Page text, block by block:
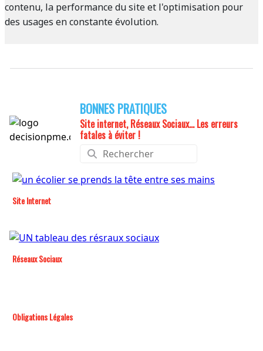
contenu, la performance du site et l'optimisation pour
des usages en constante évolution.
BONNES PRATIQUES
Site internet, Réseaux Sociaux... Les erreurs
fatales à éviter !
Site Internet
Réseaux Sociaux
Obligations Légales